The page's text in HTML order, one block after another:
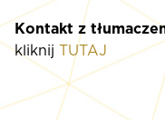
Kontakt z
kliknij TUTAJ